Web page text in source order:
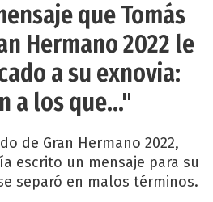
que Tomás
Hermano 2022 le
a su exnovia:
a los que..."
de Gran Hermano 2022,
escrito un mensaje para su
separó en malos términos.